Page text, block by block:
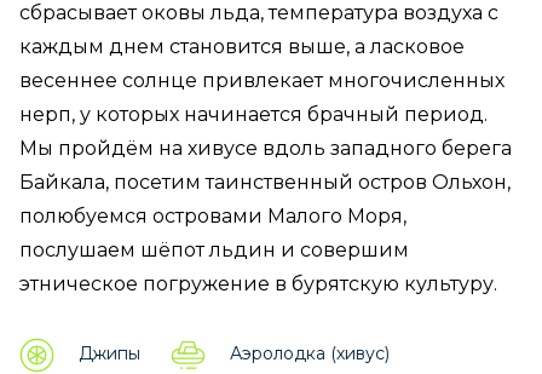
сбрасывает оковы льда, температура воздуха с
каждым днем становится выше, а ласковое
весеннее солнце привлекает многочисленных
нерп, у которых начинается брачный период.
Мы пройдём на хивусе вдоль западного берега
Байкала, посетим таинственный остров Ольхон,
полюбуемся островами Малого Моря,
послушаем шёпот льдин и совершим
этническое погружение в бурятскую культуру.
Джипы Аэролодка (хивус)